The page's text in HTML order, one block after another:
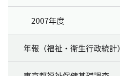
2007年度
年報（福祉・衛生行政統計）